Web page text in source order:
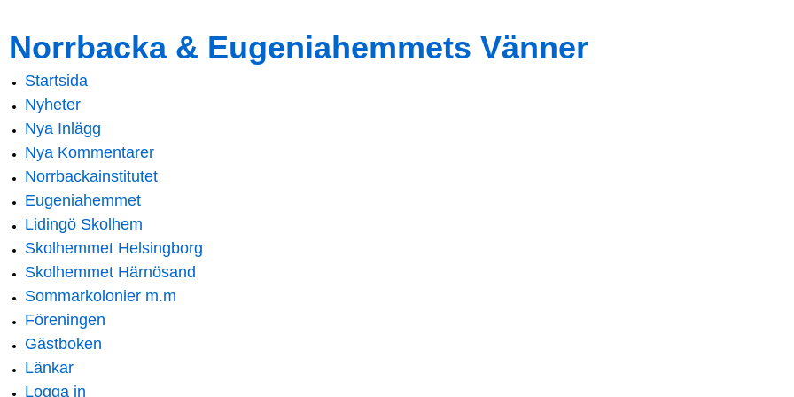
main
content
navigation
Norrbacka & Eugeniahemmets Vänner
Main menu
Startsida
Nyheter
Nya Inlägg
Nya Kommentarer
Norrbackainstitutet
Eugeniahemmet
Lidingö Skolhem
Skolhemmet Helsingborg
Skolhemmet Härnösand
Sommarkolonier m.m
Föreningen
Gästboken
Länkar
Logga in